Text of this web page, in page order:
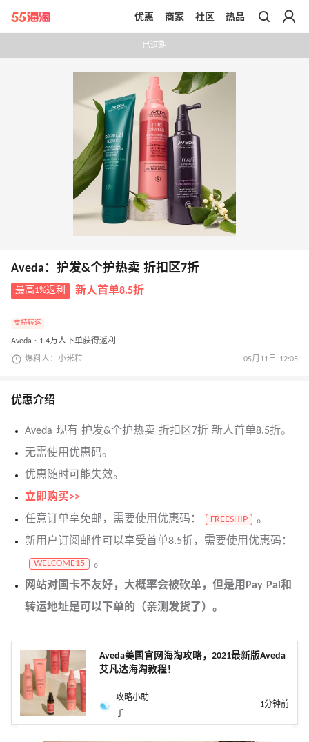
带你去官网买正品
优惠 商家 社区 热品
已过期
Aveda：护发&个护热卖 折扣区7折
最高1%返利 新人首单8.5折
支持转运
Aveda · 1.4万人下单获得返利
爆料人：小米粒 05月11日 12:05
优惠介绍
Aveda 现有 护发&个护热卖 折扣区7折 新人首单8.5折。
无需使用优惠码。
优惠随时可能失效。
立即购买>>
任意订单享免邮，需要使用优惠码：
FREESHIP
。
新用户订阅邮件可以享受首单8.5折，需要使用优惠码：
WELCOME15
。
网站对国卡不友好，大概率会被砍单，但是用Pay Pal和
转运地址是可以下单的（亲测发货了）。
Aveda美国官网海淘攻略，2021最新版Aveda
艾凡达海淘教程！
攻略小助
手
1分钟前